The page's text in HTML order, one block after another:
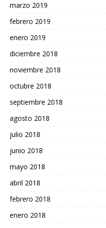
marzo 2019
febrero 2019
enero 2019
diciembre 2018
noviembre 2018
octubre 2018
septiembre 2018
agosto 2018
julio 2018
junio 2018
mayo 2018
abril 2018
febrero 2018
enero 2018